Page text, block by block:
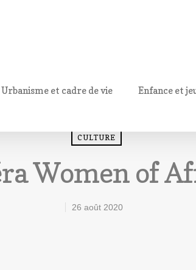
Urbanisme et cadre de vie Enfance et
CULTURE
Women of
26 août 2020